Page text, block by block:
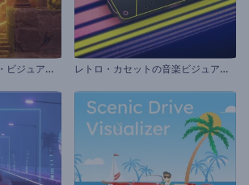
古
代遺跡ミュージック・ビジュアライザー レ
トロ・カセットの音楽ビジュアライザー